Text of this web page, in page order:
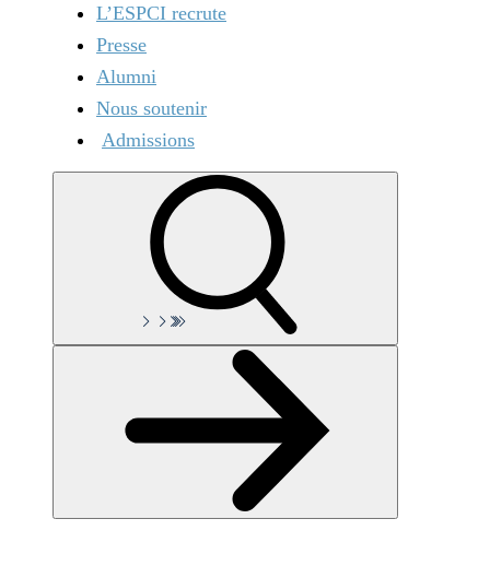
L’ESPCI recrute
Presse
Alumni
Nous soutenir
Admissions